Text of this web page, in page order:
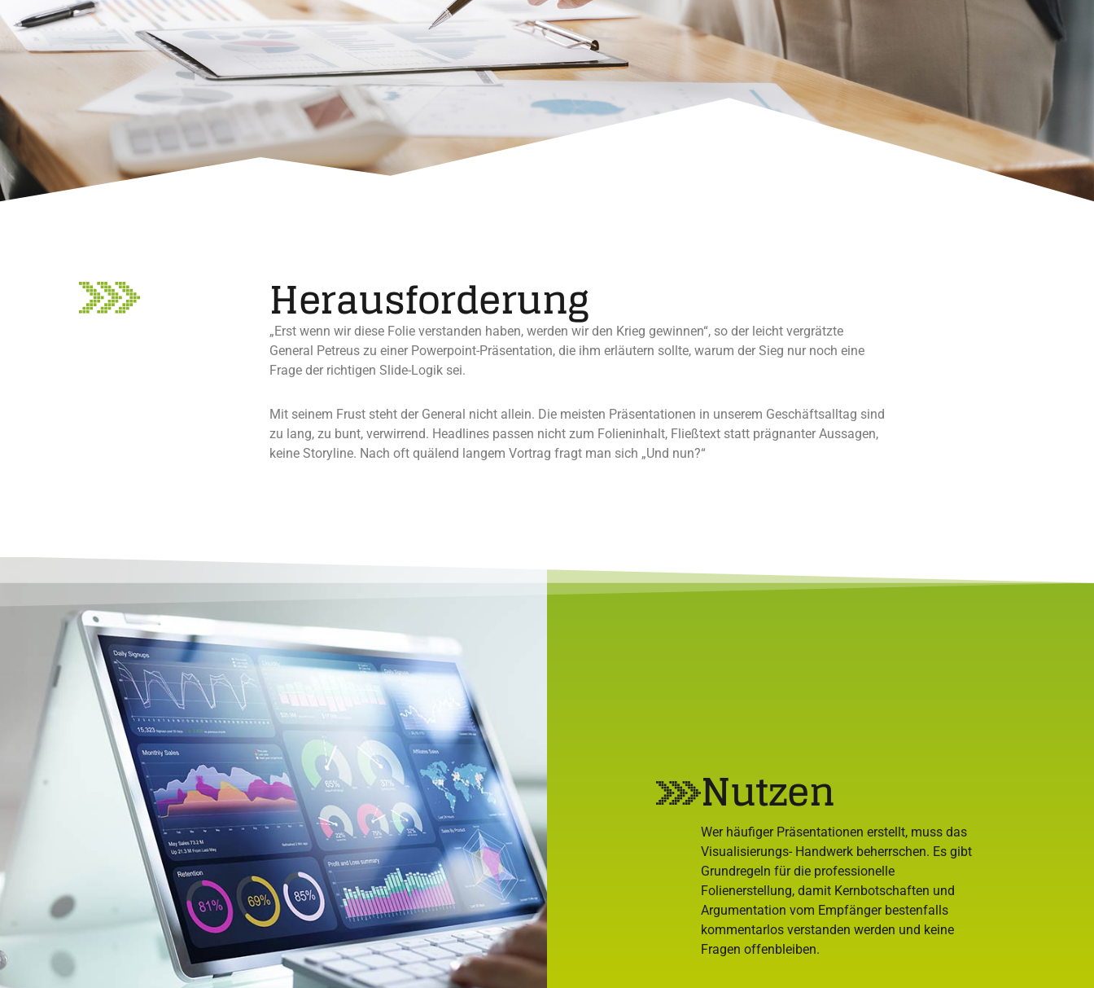
Herausforderung
„Erst wenn wir diese Folie verstanden haben, werden wir den Krieg gewinnen“, so der leicht vergrätzte
General Petreus zu einer Powerpoint-Präsentation, die ihm erläutern sollte, warum der Sieg nur noch eine
Frage der richtigen Slide-Logik sei.
Mit seinem Frust steht der General nicht allein. Die meisten Präsentationen in unserem Geschäftsalltag sind
zu lang, zu bunt, verwirrend. Headlines passen nicht zum Folieninhalt, Fließtext statt prägnanter Aussagen,
keine Storyline. Nach oft quälend langem Vortrag fragt man sich „Und nun?“
Nutzen
Wer häufiger Präsentationen erstellt, muss das
Visualisierungs- Handwerk beherrschen. Es gibt
Grundregeln für die professionelle
Folienerstellung, damit Kernbotschaften und
Argumentation vom Empfänger bestenfalls
kommentarlos verstanden werden und keine
Fragen offenbleiben.